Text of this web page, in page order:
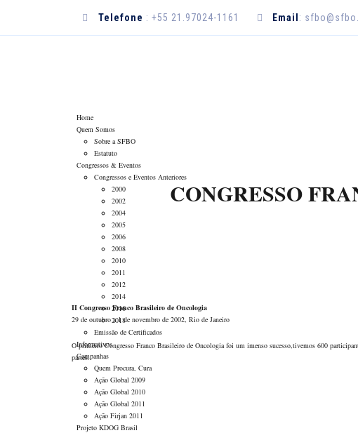
Telefone : +55 21.97024-1161 Email :
Home
Quem Somos
Sobre a SFBO
Estatuto
Congressos & Eventos
Congressos e Eventos Anteriores
2000
2002
2004
2005
2006
2008
2010
2011
2012
2014
2016
2018
Emissão de Certificados
Informativos
Campanhas
Quem Procura, Cura
Ação Global 2009
Ação Global 2010
Ação Global 2011
Ação Firjan 2011
Projeto KDOG Brasil
CONGRESSO
II Congresso Franco Brasileiro de Oncologia
29 de outubro a 1 de novembro de 2002, Rio de Janeiro
O primeiro Congresso Franco Brasileiro de Oncologia foi um imenso sucesso,tivemos 600
partes.